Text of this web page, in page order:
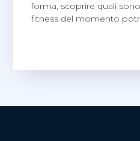
forma, scoprire quali
fitness del momento